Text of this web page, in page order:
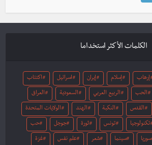
الكلمات الأكثر استخداما
إرهاب إسلام إيران اسرائيل اكتئاب
الحب الربيع العربي السعودية العراق
القدس النكبة الهند الولايات المتحدة
تكنولوجيا تونس ثورة جوجل حب
سوريا سينما شعر علم نفس غزة